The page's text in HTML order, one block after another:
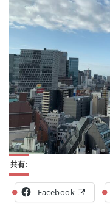
共有:
Facebook